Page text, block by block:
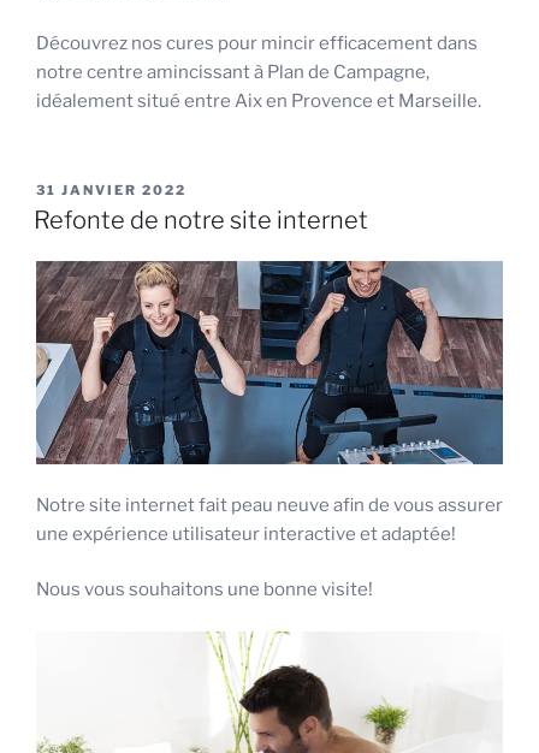
Découvrez nos cures pour mincir efficacement dans
notre centre amincissant à Plan de Campagne,
idéalement situé entre Aix en Provence et Marseille.
PUBLIÉ
LE
31 JANVIER 2022
Refonte de notre site internet
Notre site internet fait peau neuve afin de vous assurer
une expérience utilisateur interactive et adaptée!
Nous vous souhaitons une bonne visite!